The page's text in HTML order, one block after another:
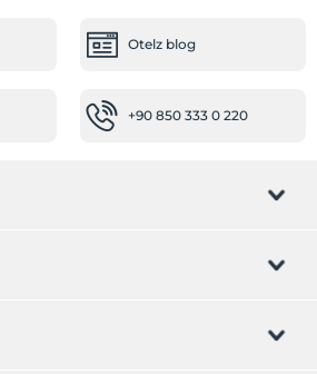
Otelz blog
+90 850 333 0 220